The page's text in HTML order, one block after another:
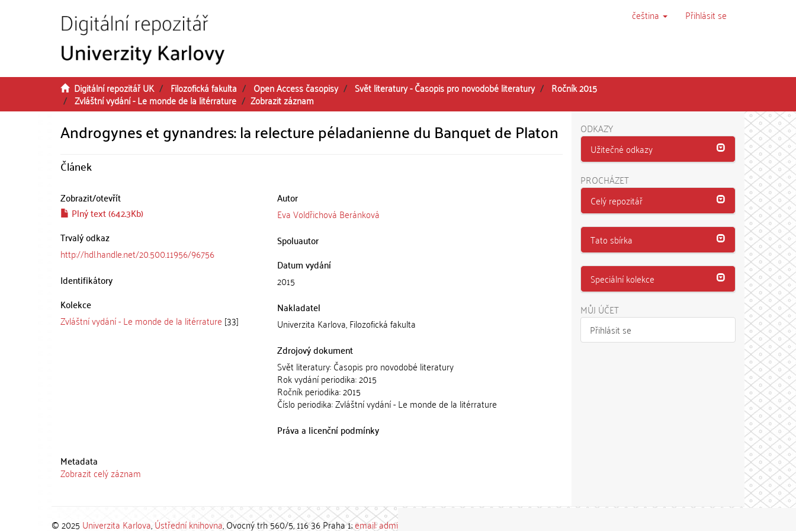
čeština Přihlásit se
Digitální repozitář UK Filozofická fakulta Open Access časopisy Svět literatury - Časopis pro novodobé literatury Ročník 2015
Zvláštní vydání - Le monde de la litérrature Zobrazit záznam
Androgynes et gynandres: la relecture péladanienne du Banquet de Platon
Článek
Zobrazit/otevřít
Plný text (642.3Kb)
Trvalý odkaz
http://hdl.handle.net/20.500.11956/96756
Identifikátory
Kolekce
Zvláštní vydání - Le monde de la litérrature [33]
Autor
Eva Voldřichová Beránková
Spoluautor
Datum vydání
2015
Nakladatel
Univerzita Karlova, Filozofická fakulta
Zdrojový dokument
Svět literatury: Časopis pro novodobé literatury
Rok vydání periodika: 2015
Ročník periodika: 2015
Číslo periodika: Zvláštní vydání - Le monde de la litérrature
Práva a licenční podmínky
Metadata
Zobrazit celý záznam
ODKAZY
Užitečné odkazy
PROCHÁZET
Celý repozitář
Tato sbírka
Speciální kolekce
MŮJ ÚČET
Přihlásit se
© 2025 Univerzita Karlova,Ústřední knihovna, Ovocný trh 560/5, 116 36 Praha 1;email: admin-repozitar [at] cuni.cz